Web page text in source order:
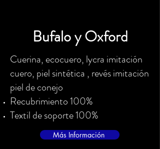
Bufalo y Oxford
Cuerina, ecocuero, lycra imitación
cuero, piel sintética , revés imitación
piel de conejo
Recubrimiento 100%
Textil de soporte 100%
Más Información